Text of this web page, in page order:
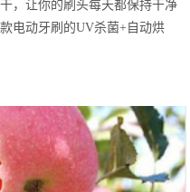
乐开跑
电动牙刷的UV杀菌+自动烘